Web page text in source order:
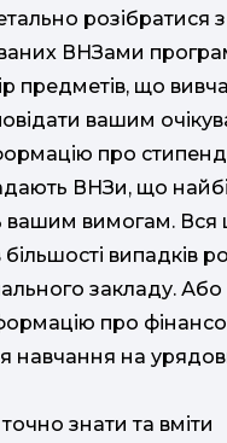
розібратися
ВНЗами
предметів, що
вашим
про
ВНЗи, що
вашим вимогам. Вся
випадків
закладу.
про
навчання на
знати та вміти